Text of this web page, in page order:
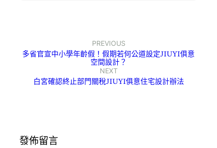
PREVIOUS
多省官宣中小學年齡假！假期若何公道設定JIUYI俱意
空間設計？
NEXT
白宮確認終止部門關稅JIUYI俱意住宅設計辦法
發佈留言